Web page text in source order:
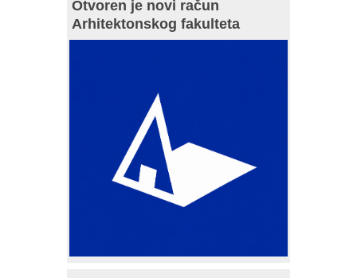
Otvoren je novi račun
Arhitektonskog fakulteta